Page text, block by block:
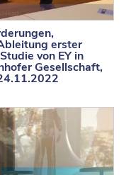
erster
von EY in
Gesellschaft,